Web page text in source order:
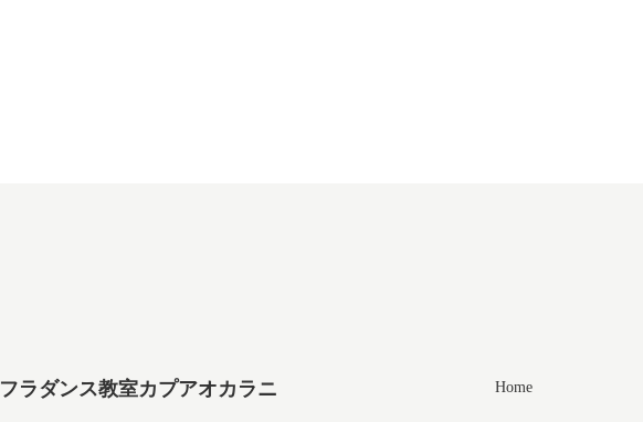
フラダンス教室カプアオカラニ Home